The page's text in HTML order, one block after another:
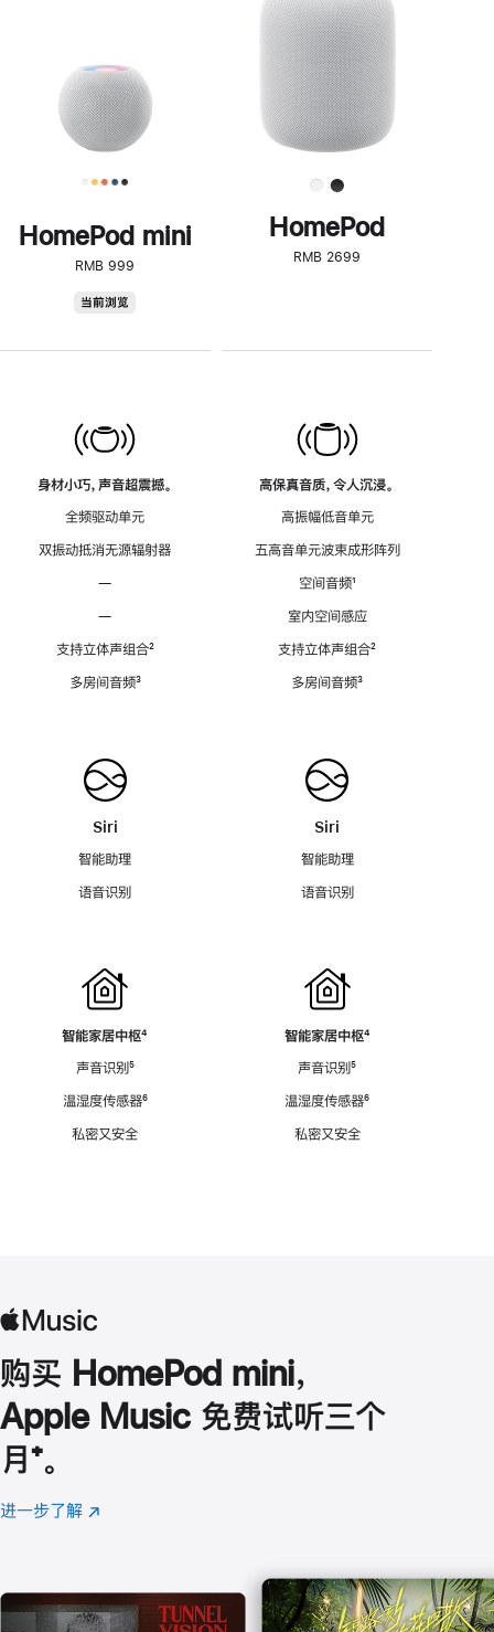
HomePod mini
RMB 999
当前浏览
身材小巧，声音超震撼。
全频驱动单元
双振动抵消无源辐射器
—
—
支持立体声组合脚
²
多房间音频脚
³
Siri
智能助理
语音识别
智能家居中枢脚
⁴
声音识别脚
⁵
温湿度传感器脚
⁶
私密又安全
了
解
HomePod<
HomePod
RMB 2699
高保真音质，令人沉浸。
高振幅低音单元
五高音单元波束成形阵列
空间音频脚
¹
室内空间感应
支持立体声组合脚
²
多房间音频脚
³
Siri
智能助理
语音识别
智能家居中枢脚
⁴
声音识别脚
⁵
温湿度传感器脚
⁶
私密又安全
购买 HomePod mini，
Apple Music 免费试听三个
月 脚
注
⁺。
进一步了解 Apple
(在
口
中